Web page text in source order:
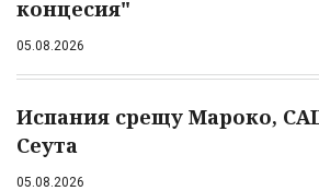
концесия"
05.08.2026
Испания срещу Мароко,
Сеута
05.08.2026